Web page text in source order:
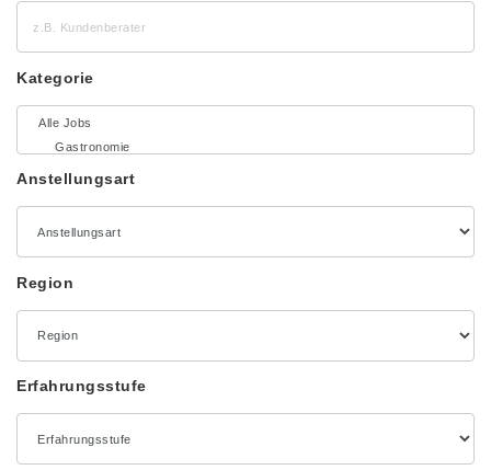
z.B.
Kundenberater
Kategorie
Anstellungsart
Region
Erfahrungsstufe